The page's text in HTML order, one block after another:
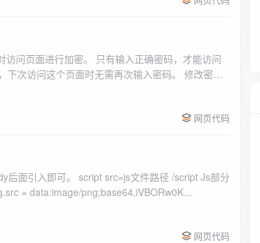
问页面进行加密。 只有输入正确密码，才能访问
次访问这个页面时无需再次输入密码。 修改密码
网页代码
文件路径 /script Js部分
= data:image/png;base64,iVBORw0K...
网页代码